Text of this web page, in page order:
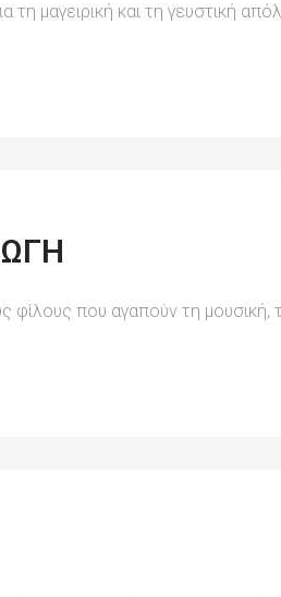
μαγειρική και τη γευστική
φίλους που αγαπούν τη